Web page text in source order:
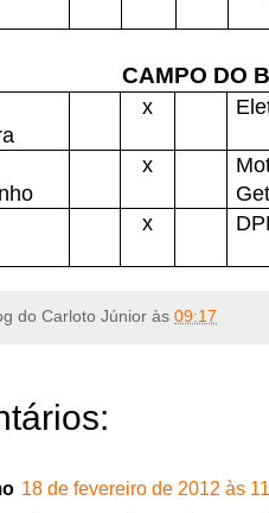
CAMPO DO
x
x
x
do Carloto Júnior às 09:17
18 de fevereiro de 2012 às